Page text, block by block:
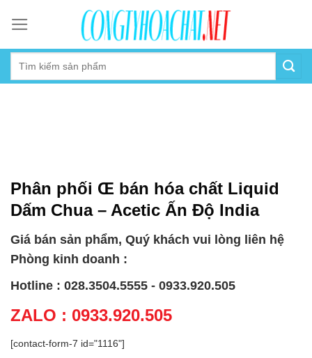
content
Phân phối Œ bán hóa chất Liquid
Dấm Chua – Acetic Ấn Độ India
Giá bán sản phẩm, Quý khách vui lòng liên hệ
Phòng kinh doanh :
Hotline : 028.3504.5555 - 0933.920.505
ZALO : 0933.920.505
[contact-form-7 id="1116"]